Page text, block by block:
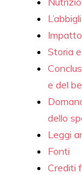
Storia
e del
dello
Leggi
Fonti
Crediti